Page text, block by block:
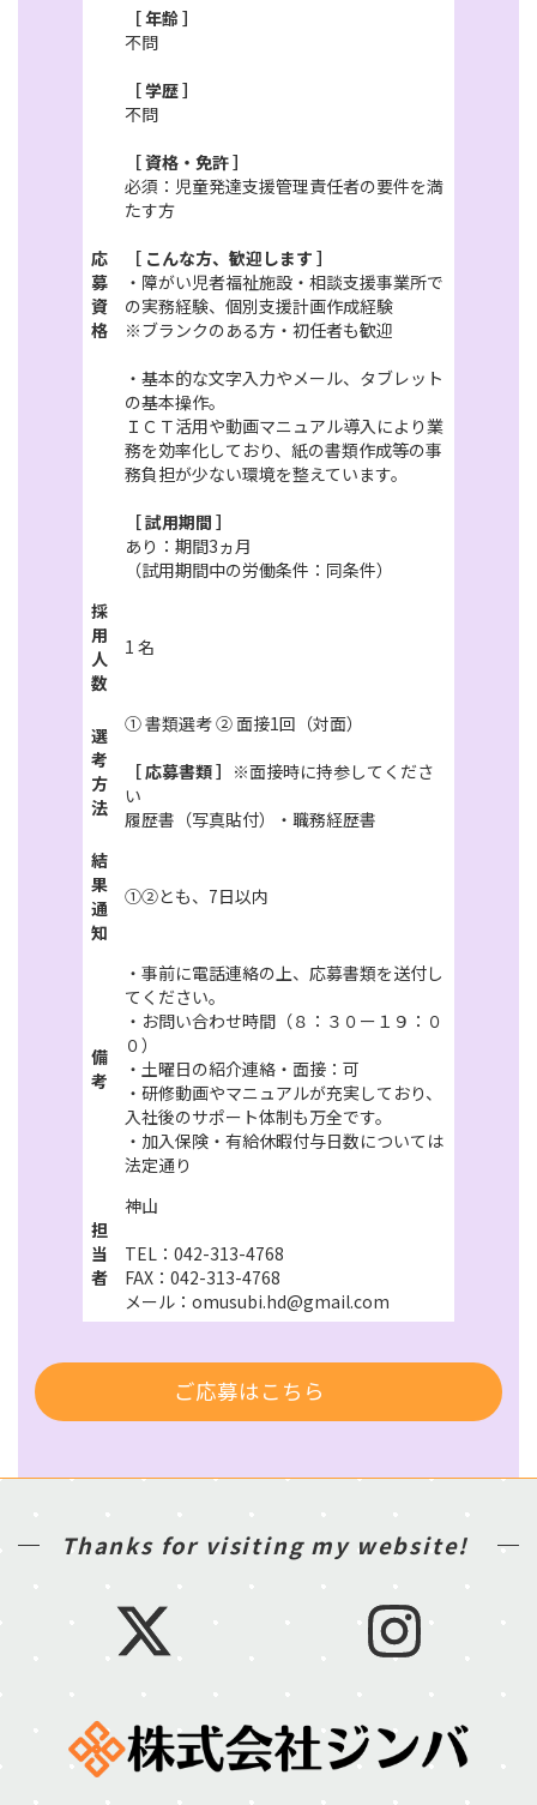
応
募
資
格
［ 年齢 ］
不問
［ 学歴 ］
不問
［ 資格・免許 ］
必須：児童発達支援管理責任者の要件を満
たす方
［ こんな方、歓迎します ］
・障がい児者福祉施設・相談支援事業所で
の実務経験、個別支援計画作成経験
※ブランクのある方・初任者も歓迎
・基本的な文字入力やメール、タブレット
の基本操作。
ＩＣＴ活用や動画マニュアル導入により業
務を効率化しており、紙の書類作成等の事
務負担が少ない環境を整えています。
［ 試用期間 ］
あり：期間3ヵ月
（試用期間中の労働条件：同条件）
採
用
人
数
1 名
選
考
方
法
① 書類選考 ② 面接1回（対面）
［ 応募書類 ］ ※面接時に持参してくださ
い
履歴書（写真貼付）・職務経歴書
結
果
通
知
①②とも、7日以内
備
考
・事前に電話連絡の上、応募書類を送付し
てください。
・お問い合わせ時間（８：３０ー１９：０
０）
・土曜日の紹介連絡・面接：可
・研修動画やマニュアルが充実しており、
入社後のサポート体制も万全です。
・加入保険・有給休暇付与日数については
法定通り
担
当
者
神山
TEL：042-313-4768
FAX：042-313-4768
メール：omusubi.hd@gmail.com
ご応募はこちら
Thanks for visiting my website!